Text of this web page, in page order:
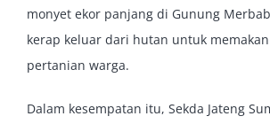
monyet ekor panjang di Gunung
kerap keluar dari hutan untuk
pertanian warga.
Dalam kesempatan itu, Sekda Jateng